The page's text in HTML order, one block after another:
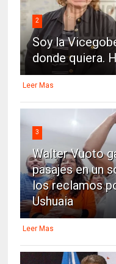
2
Soy la
donde quiera.
Leer Mas
3
Walter Vuoto
pasajes en un
los reclamos
Ushuaia
Leer Mas